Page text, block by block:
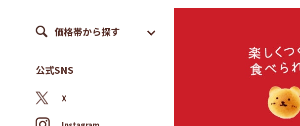
価格帯から探す
公式SNS
X